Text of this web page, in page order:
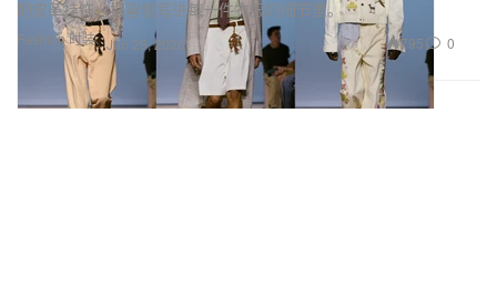
Fashion 时装
的皮革挂饰，把喜悦写进每一件衣服的细节里。
Jun 29, 2026 795 0